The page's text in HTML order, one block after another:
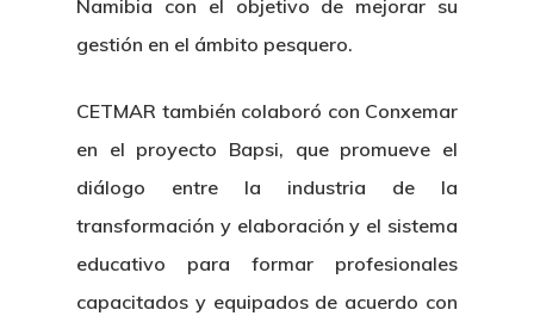
Namibia con el objetivo de mejorar su
gestión en el ámbito pesquero.
CETMAR también colaboró con Conxemar
en el proyecto Bapsi, que promueve el
diálogo entre la industria de la
transformación y elaboración y el sistema
educativo para formar profesionales
capacitados y equipados de acuerdo con